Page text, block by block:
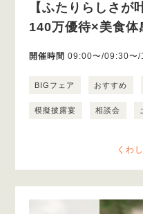
【ふたりらしさ
140万優待×美食体
開催時間 09:00〜/09:30〜
BIGフェア おすすめ
模擬披露宴 相談会
くわ